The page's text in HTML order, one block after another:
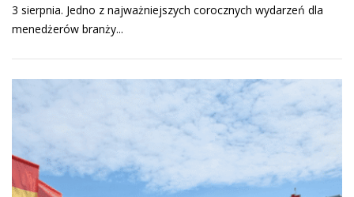
3 sierpnia. Jedno z najważniejszych corocznych wydarzeń dla
menedżerów branży...